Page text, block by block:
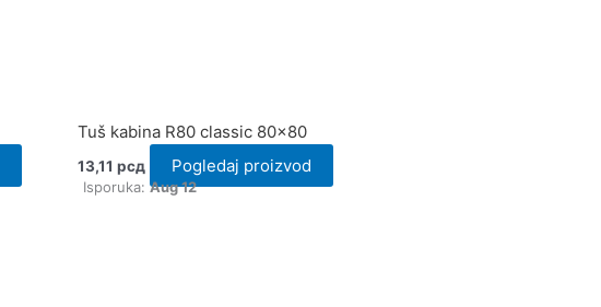
Tuš kabina R80 classic 80×80
13,11 рсд Pogledaj proizvod
Isporuka: Aug 12